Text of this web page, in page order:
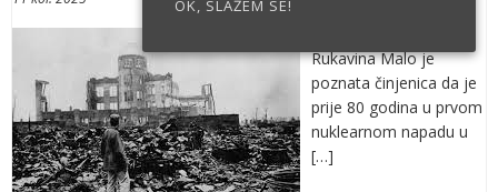
Rukavina Malo je
poznata činjenica da je
prije 80 godina u prvom
nuklearnom napadu u
[…]
OK, SLAŽEM SE!